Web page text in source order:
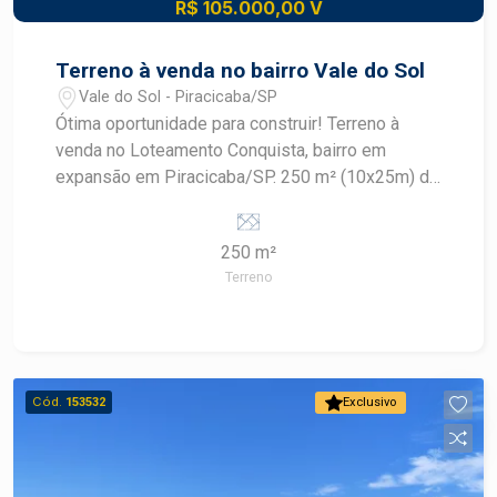
R$ 105.000,00 V
Terreno à venda no bairro Vale do Sol
Vale do Sol - Piracicaba/SP
Ótima oportunidade para construir! Terreno à
venda no Loteamento Conquista, bairro em
expansão em Piracicaba/SP. 250 m² (10x25m) de
construção. Infraestrutura completa: ruas
asfaltadas, iluminação pública e rede de
serviços. Localização com fácil acesso a
agente de desenvolvimento do mercado
imobiliário de Piracicaba. Agende sua visita.
250 m²
Terreno
Exclusivo
Cód. 153532